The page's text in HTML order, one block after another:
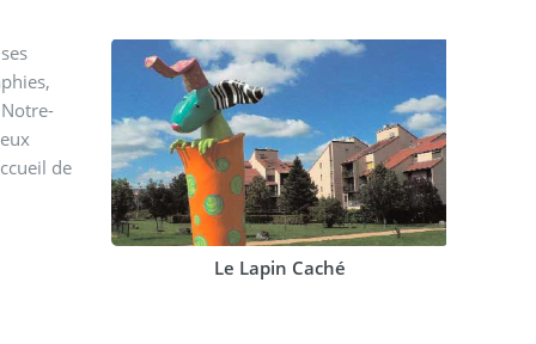
Le Lapin Caché
de